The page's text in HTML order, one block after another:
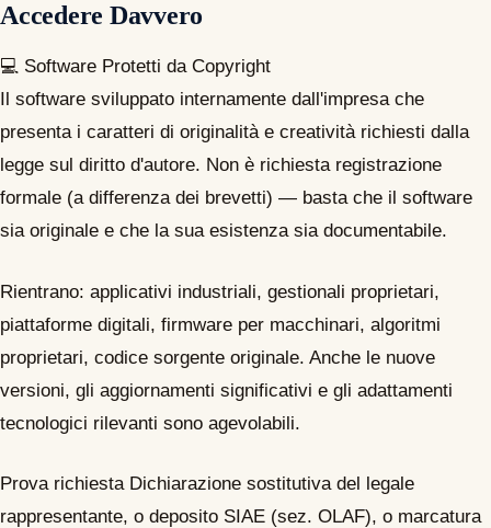
Accedere Davvero
💻 Software Protetti da Copyright
Il software sviluppato internamente dall'impresa che
presenta i caratteri di originalità e creatività richiesti dalla
legge sul diritto d'autore. Non è richiesta registrazione
formale (a differenza dei brevetti) — basta che il software
sia originale e che la sua esistenza sia documentabile.
Rientrano: applicativi industriali, gestionali proprietari,
piattaforme digitali, firmware per macchinari, algoritmi
proprietari, codice sorgente originale. Anche le nuove
versioni, gli aggiornamenti significativi e gli adattamenti
tecnologici rilevanti sono agevolabili.
Prova richiesta Dichiarazione sostitutiva del legale
rappresentante, o deposito SIAE (sez. OLAF), o marcatura